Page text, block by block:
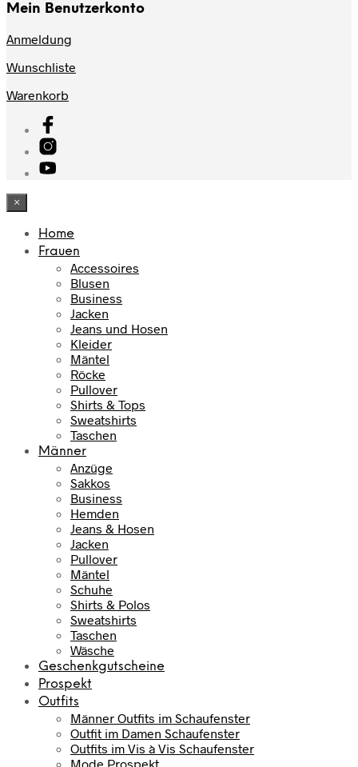
Mein Benutzerkonto
Anmeldung
Wunschliste
Warenkorb
×
Home
Frauen
Accessoires
Blusen
Business
Jacken
Jeans und Hosen
Kleider
Mäntel
Röcke
Pullover
Shirts & Tops
Sweatshirts
Taschen
Männer
Anzüge
Sakkos
Business
Hemden
Jeans & Hosen
Jacken
Pullover
Mäntel
Schuhe
Shirts & Polos
Sweatshirts
Taschen
Wäsche
Geschenkgutscheine
Prospekt
Outfits
Männer Outfits im Schaufenster
Outfit im Damen Schaufenster
Outfits im Vis à Vis Schaufenster
Mode Prospekt